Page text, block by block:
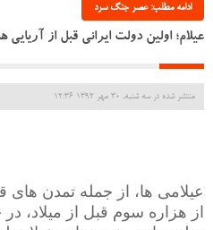
ادامه مطلب: عصر جنگ سرد
عیلام؛ اولین دولت ایرانی قبل از آریایی
منتشر شده در سه شنبه, 30 مهر 1392 12:36
عیلامی ها، از جمله تمدن های
از هزاره سوم قبل از میلاد،